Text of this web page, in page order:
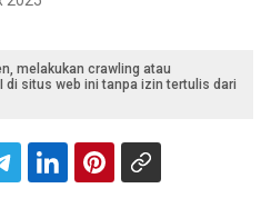
melakukan crawling atau
situs web ini tanpa izin tertulis dari